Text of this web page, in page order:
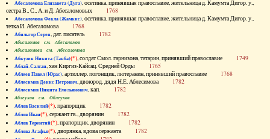
Абесаломова Елизавета (Дуга), осетинка, принявшая православие, жительница д. Камумта Дигор. у.,
сестра В., С., А. и Д. Абесаломовых 1768
Абесаломова Фекла (Жамкис), осетинка, принявшая православие, жительница д. Камумта Дигор. у.,
тетка И. Абесаломова 1768
Абильгор Серен, дат. писатель 1782
Абисаломов см. Абесаломов
Абисаломова см. Абесаломова
Абкузин Никита (Танба)(*), солдат Смол. гарнизона, татарин, принявший православие 1749
Аблай-Салтан, хан Киргиз-Кайсац. Средней Орды 1765
Аблеев Павел (Юрас), артиллер. погонщик, лютеранин, принявший православие 1768
Аблесимов Денис Петрович, двоюрод. дядя Н.Е. Аблесимова 1782
Аблесимов Никита Емельянович, кап. 1782
Аблеухов см. Облеухов
Аблов Василий(*), прапорщик 1782
Аблов Иван(*), сержант гв., дворянин 1782
Аблов Терентий(*), прапорщик, дворянин 1782
Аблова Агафья(*), дворянка, вдова сержанта 1782